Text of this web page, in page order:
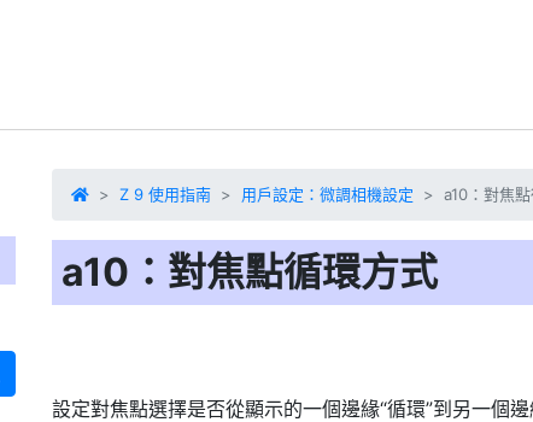
Z 9 使用指南 用戶設定：微調相機設定 a10：對焦
a10：對焦點循環方式
設定對焦點選擇是否從顯示的一個邊緣“循環”到另一個